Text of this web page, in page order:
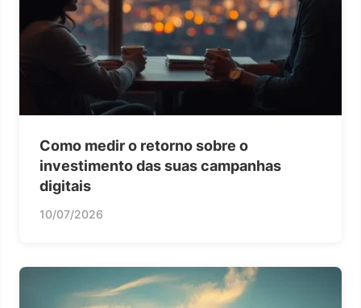
Como medir o retorno sobre o
investimento das suas campanhas
digitais
10/07/2026